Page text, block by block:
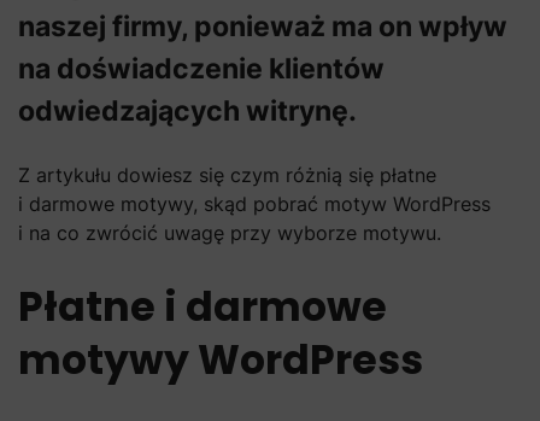
naszej firmy, ponieważ ma on wpływ
na doświadczenie klientów
odwiedzających witrynę.
Z artykułu dowiesz się czym różnią się płatne
i darmowe motywy, skąd pobrać motyw WordPress
i na co zwrócić uwagę przy wyborze motywu.
Płatne i darmowe
motywy WordPress